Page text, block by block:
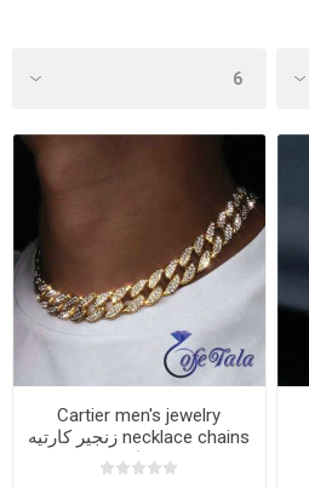
Cartier men's jewelry
necklace chains زنجیر کارتیه
جواهر